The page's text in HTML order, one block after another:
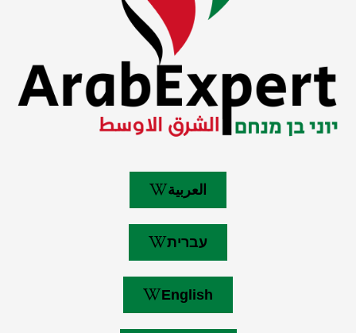
العربية
עברית
English